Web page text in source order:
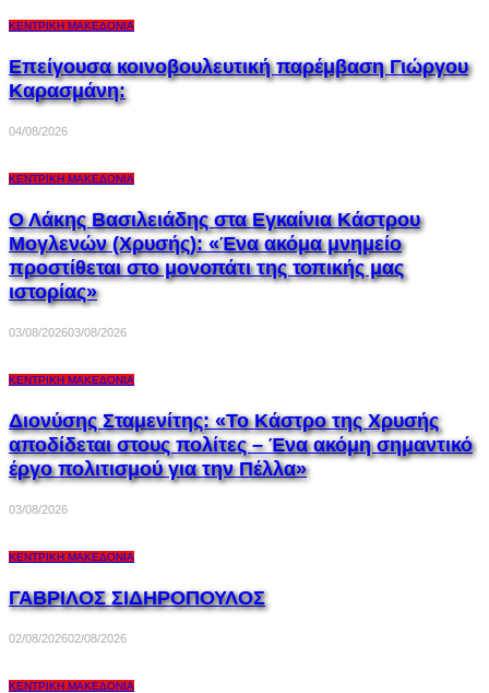
ΚΕΝΤΡΙΚΉ ΜΑΚΕΔΟΝΊΑ
Επείγουσα κοινοβουλευτική παρέμβαση Γιώργου
Καρασμάνη:
04/08/2026
ΚΕΝΤΡΙΚΉ ΜΑΚΕΔΟΝΊΑ
Ο Λάκης Βασιλειάδης στα Εγκαίνια Κάστρου
Μογλενών (Χρυσής): «Ένα ακόμα μνημείο
προστίθεται στο μονοπάτι της τοπικής μας
ιστορίας»
03/08/202603/08/2026
ΚΕΝΤΡΙΚΉ ΜΑΚΕΔΟΝΊΑ
Διονύσης Σταμενίτης: «Το Κάστρο της Χρυσής
αποδίδεται στους πολίτες – Ένα ακόμη σημαντικό
έργο πολιτισμού για την Πέλλα»
03/08/2026
ΚΕΝΤΡΙΚΉ ΜΑΚΕΔΟΝΊΑ
ΓΑΒΡΙΛΟΣ ΣΙΔΗΡΟΠΟΥΛΟΣ
02/08/202602/08/2026
ΚΕΝΤΡΙΚΉ ΜΑΚΕΔΟΝΊΑ